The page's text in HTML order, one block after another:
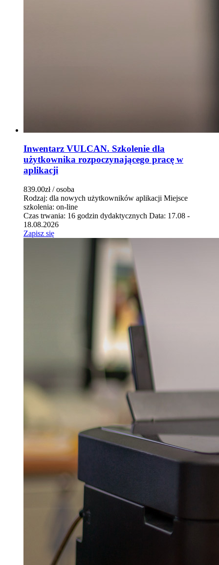
Inwentarz VULCAN. Szkolenie dla
użytkownika rozpoczynającego pracę w
aplikacji
839.00zł / osoba
Rodzaj: dla nowych użytkowników aplikacji Miejsce
szkolenia: on-line
Czas trwania: 16 godzin dydaktycznych Data: 17.08 -
18.08.2026
Zapisz się